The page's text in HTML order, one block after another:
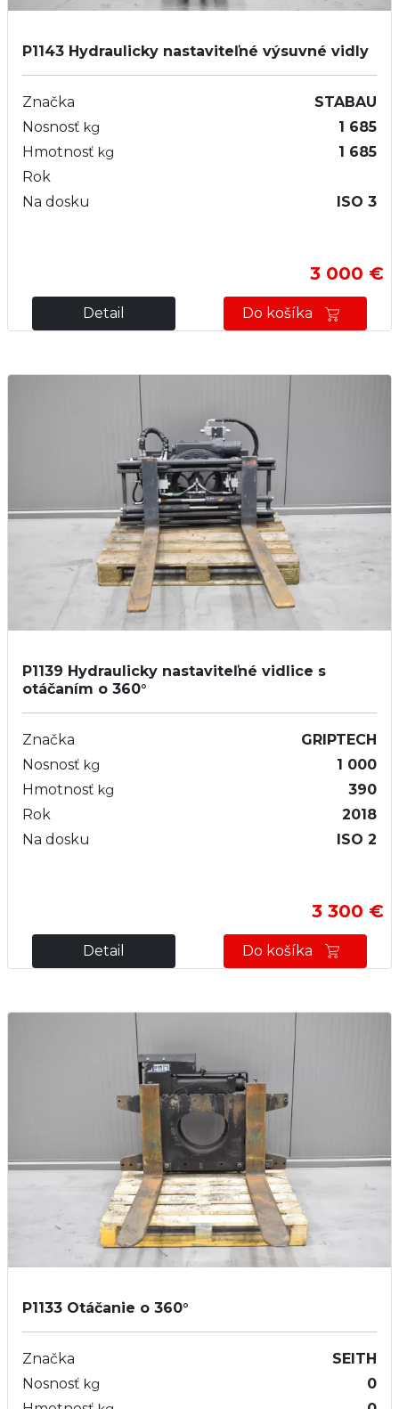
P1143 Hydraulicky nastaviteľné výsuvné vidly
Značka
STABAU
Nosnosť kg
1 685
Hmotnosť kg
1 685
Rok
Na dosku
ISO 3
3 000 €
Detail Do košíka
P1139 Hydraulicky nastaviteľné vidlice s
otáčaním o 360°
Značka
GRIPTECH
Nosnosť kg
1 000
Hmotnosť kg
390
Rok
2018
Na dosku
ISO 2
3 300 €
Detail Do košíka
P1133 Otáčanie o 360°
Značka
SEITH
Nosnosť kg
0